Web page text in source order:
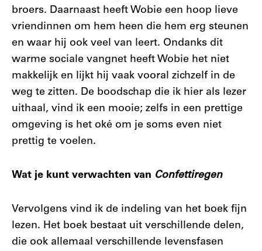
broers. Daarnaast heeft Wobie een hoop lieve
vriendinnen om hem heen die hem erg steunen
en waar hij ook veel van leert. Ondanks dit
warme sociale vangnet heeft Wobie het niet
makkelijk en lijkt hij vaak vooral zichzelf in de
weg te zitten. De boodschap die ik hier als lezer
uithaal, vind ik een mooie; zelfs in een prettige
omgeving is het oké om je soms even niet
prettig te voelen.
Wat je kunt verwachten van Confettiregen
Vervolgens vind ik de indeling van het boek fijn
lezen. Het boek bestaat uit verschillende delen,
die ook allemaal verschillende levensfasen